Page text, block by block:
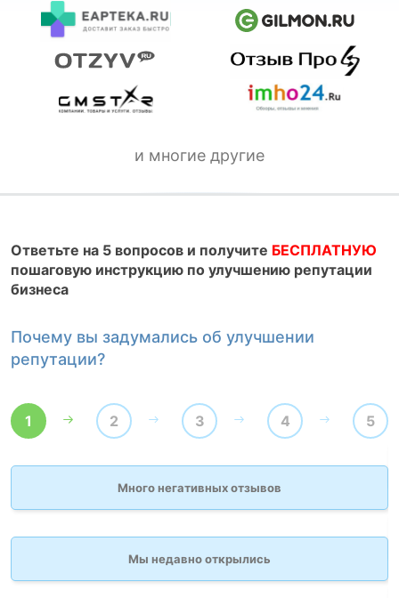
и многие другие
Ответьте на 5 вопросов и получите БЕСПЛАТНУЮ
пошаговую инструкцию по улучшению репутации
бизнеса
Почему вы задумались об улучшении
репутации?
1 2 3 4 5
Много негативных отзывов
Мы недавно открылись